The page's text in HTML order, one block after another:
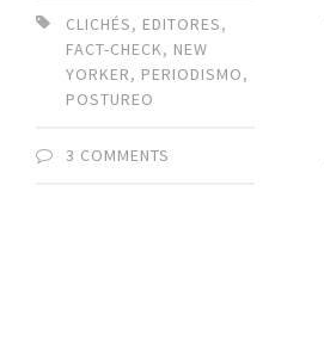
CLICHÉS, EDITORES,
FACT-CHECK, NEW
YORKER, PERIODISMO,
POSTUREO
3 COMMENTS